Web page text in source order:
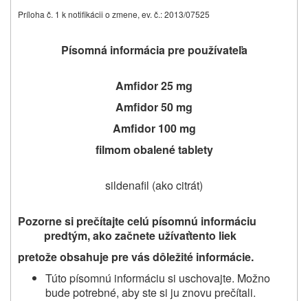
Príloha č. 1 k notifikácii o zmene, ev. č.: 2013/07525
Písomná informácia pre používateľa
Amfidor 25 mg
Amfidor 50 mg
Amfidor 100 mg
filmom obalené tablety
sildenafil (ako citrát)
Pozorne si prečítajte celú písomnú informáciu
predtým, ako začnete užívaťtento liek
pretože obsahuje pre vás dôležité informácie.
Túto písomnú informáciu si uschovajte. Možno
bude potrebné, aby ste si ju znovu prečítali.